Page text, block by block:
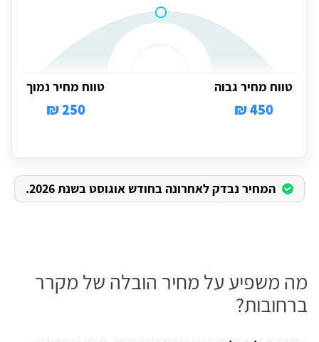
טווח מחיר גבוה
450 ₪
טווח מחיר נמוך
250 ₪
המחיר נבדק לאחרונה בחודש אוגוסט בשנת 2026.
מה משפיע על מחיר הובלה של מקרר
ברחובות?